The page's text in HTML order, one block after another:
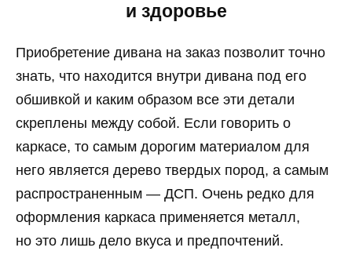
и здоровье
Приобретение дивана на заказ позволит точно
знать, что находится внутри дивана под его
обшивкой и каким образом все эти детали
скреплены между собой. Если говорить о
каркасе, то самым дорогим материалом для
него является дерево твердых пород, а самым
распространенным — ДСП. Очень редко для
оформления каркаса применяется металл,
но это лишь дело вкуса и предпочтений.